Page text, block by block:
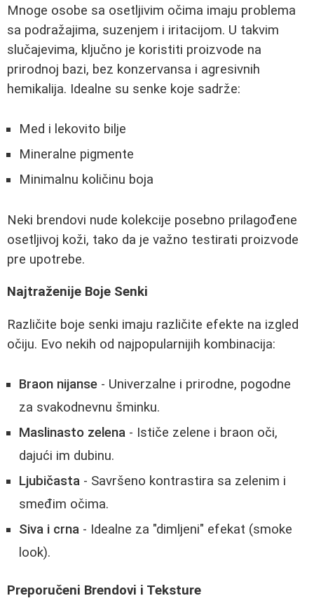
Mnoge osobe sa osetljivim očima imaju problema
sa podražajima, suzenjem i iritacijom. U takvim
slučajevima, ključno je koristiti proizvode na
prirodnoj bazi, bez konzervansa i agresivnih
hemikalija. Idealne su senke koje sadrže:
Med i lekovito bilje
Mineralne pigmente
Minimalnu količinu boja
Neki brendovi nude kolekcije posebno prilagođene
osetljivoj koži, tako da je važno testirati proizvode
pre upotrebe.
Najtraženije Boje Senki
Različite boje senki imaju različite efekte na izgled
očiju. Evo nekih od najpopularnijih kombinacija:
Braon nijanse - Univerzalne i prirodne, pogodne
za svakodnevnu šminku.
Maslinasto zelena - Ističe zelene i braon oči,
dajući im dubinu.
Ljubičasta - Savršeno kontrastira sa zelenim i
smeđim očima.
Siva i crna - Idealne za "dimljeni" efekat (smoke
look).
Preporučeni Brendovi i Teksture